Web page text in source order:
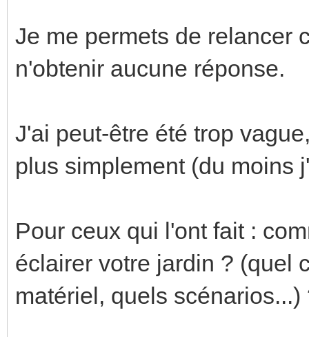
Je me permets de relancer
n'obtenir aucune réponse.
J'ai peut-être été trop
plus simplement (du moins
Pour ceux qui l'ont fait :
éclairer votre jardin ? (quel
matériel, quels scénarios...)